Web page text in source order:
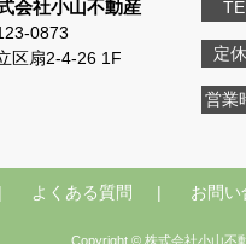
会社小山不動産
0873
区扇2-4-26 1F
定
営業
よくある質問 お問い
Copyright © 株式会社小山不